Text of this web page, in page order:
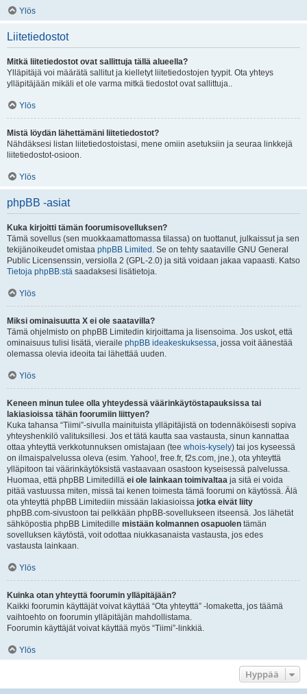
Ylös
Liitetiedostot
Mitkä liitetiedostot ovat sallittuja tällä alueella?
Ylläpitäjä voi määrätä sallitut ja kielletyt liitetiedostojen tyypit. Ota yhteys
ylläpitäjään mikäli et ole varma mitkä tiedostot ovat sallittuja..
Ylös
Mistä löydän lähettämäni liitetiedostot?
Nähdäksesi listan liitetiedostoistasi, mene omiin asetuksiin ja seuraa linkkejä
liitetiedostot-osioon.
Ylös
phpBB -asiat
Kuka kirjoitti tämän foorumisovelluksen?
Tämä sovellus (sen muokkaamattomassa tilassa) on tuottanut, julkaissut ja sen
tekijänoikeudet omistaa phpBB Limited . Se on tehty saataville GNU General
Public Licensenssin, versiolla 2 (GPL-2.0) ja sitä voidaan jakaa vapaasti. Katso
Tietoja phpBB:stä saadaksesi lisätietoja.
Ylös
Miksi ominaisuutta X ei ole saatavilla?
Tämä ohjelmisto on phpBB Limitedin kirjoittama ja lisensoima. Jos uskot, että
ominaisuus tulisi lisätä, vieraile phpBB ideakeskuksessa, jossa voit äänestää
olemassa olevia ideoita tai lähettää uuden.
Ylös
Keneen minun tulee olla yhteydessä väärinkäytöstapauksissa tai
lakiasioissa tähän foorumiin liittyen?
Kuka tahansa “Tiimi”-sivulla mainituista ylläpitäjistä on todennäköisesti sopiva
yhteyshenkilö valituksillesi. Jos et tätä kautta saa vastausta, sinun kannattaa
ottaa yhteyttä verkkotunnuksen omistajaan (tee whois-kysely) tai jos kyseessä
on ilmaispalvelussa oleva (esim. Yahoo!, free.fr, f2s.com, jne.), ota yhteyttä
ylläpitoon tai väärinkäytöksistä vastaavaan osastoon kyseisessä palvelussa.
Huomaa, että phpBB Limitedillä ei ole lainkaan toimivaltaa ja sitä ei voida
pitää vastuussa miten, missä tai kenen toimesta tämä foorumi on käytössä. Älä
ota yhteyttä phpBB Limitediin missään lakiasioissa jotka eivät liity
phpBB.com-sivustoon tai pelkkään phpBB-sovellukseen itseensä. Jos lähetät
sähköpostia phpBB Limitedille mistään kolmannen osapuolen tämän
sovelluksen käytöstä, voit odottaa niukkasanaista vastausta, jos edes
vastausta lainkaan.
Ylös
Kuinka otan yhteyttä foorumin ylläpitäjään?
Kaikki foorumin käyttäjät voivat käyttää “Ota yhteyttä” -lomaketta, jos täämä
vaihtoehto on foorumin ylläpitäjän mahdollistama.
Foorumin käyttäjät voivat käyttää myös “Tiimi”-linkkiä.
Ylös
Hyppää